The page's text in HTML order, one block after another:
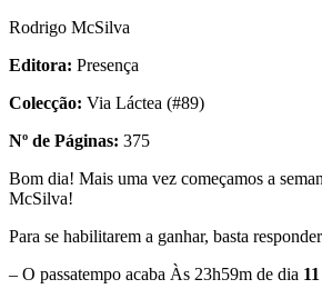
Rodrigo McSilva
Editora: Presença
Colecção: Via Láctea (#89)
Nº de Páginas: 375
Bom dia! Mais uma vez começamos a
McSilva!
Para se habilitarem a ganhar, basta
– O passatempo acaba Às 23h59m de dia